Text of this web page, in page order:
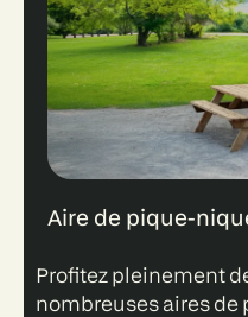
Aire de pique-
Profitez pleinement
nombreuses aires